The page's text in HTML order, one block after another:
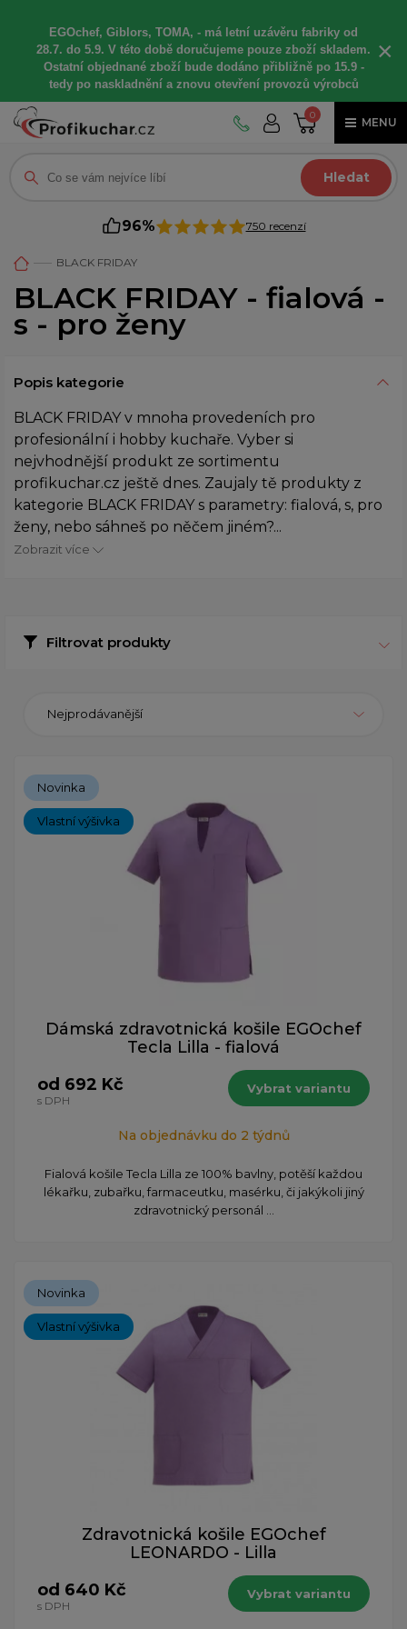
EGOchef, Giblors, TOMA, - má letní uzávěru fabriky od
28.7. do 5.9. V této době doručujeme pouze zboží skladem.
Ostatní objednané zboží bude dodáno přibližně po 15.9 -
tedy po naskladnění a znovu otevření provozů výrobců
×
0
MENU
Hledat
96% 750 recenzí
BLACK FRIDAY
BLACK FRIDAY - fialová -
s - pro ženy
Popis kategorie
BLACK FRIDAY v mnoha provedeních pro
profesionální i hobby kuchaře. Vyber si
nejvhodnější produkt ze sortimentu
profikuchar.cz ještě dnes. Zaujaly tě produkty z
kategorie BLACK FRIDAY s parametry: fialová, s, pro
ženy, nebo sáhneš po něčem jiném?...
Zobrazit více
Filtrovat produkty
Nejprodávanější
Novinka
Vlastní výšivka
Dámská zdravotnická košile EGOchef
Tecla Lilla - fialová
od 692 Kč
s DPH
Vybrat variantu
Na objednávku do 2 týdnů
​Fialová košile Tecla Lilla ze 100% bavlny, potěší každou
lékařku, zubařku, farmaceutku, masérku, či jakýkoli jiný
zdravotnický personál ...
Novinka
Vlastní výšivka
Zdravotnická košile EGOchef
LEONARDO - Lilla
od 640 Kč
s DPH
Vybrat variantu